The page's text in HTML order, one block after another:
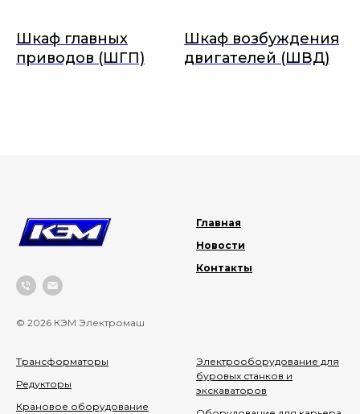
Шкаф главных
приводов (ШГП)
Шкаф возбуждения
двигателей (ШВД)
© 2026 КЭМ Электромаш
Главная
Новости
Контакты
Трансформаторы
Редукторы
Крановое оборудование
Электрооборудование для
буровых станков и
экскаваторов